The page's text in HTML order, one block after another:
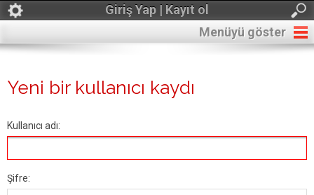
Giriş Yap | Kayıt ol
Menüyü göster
Yeni bir kullanıcı kaydı
Kullanıcı adı:
Şifre: